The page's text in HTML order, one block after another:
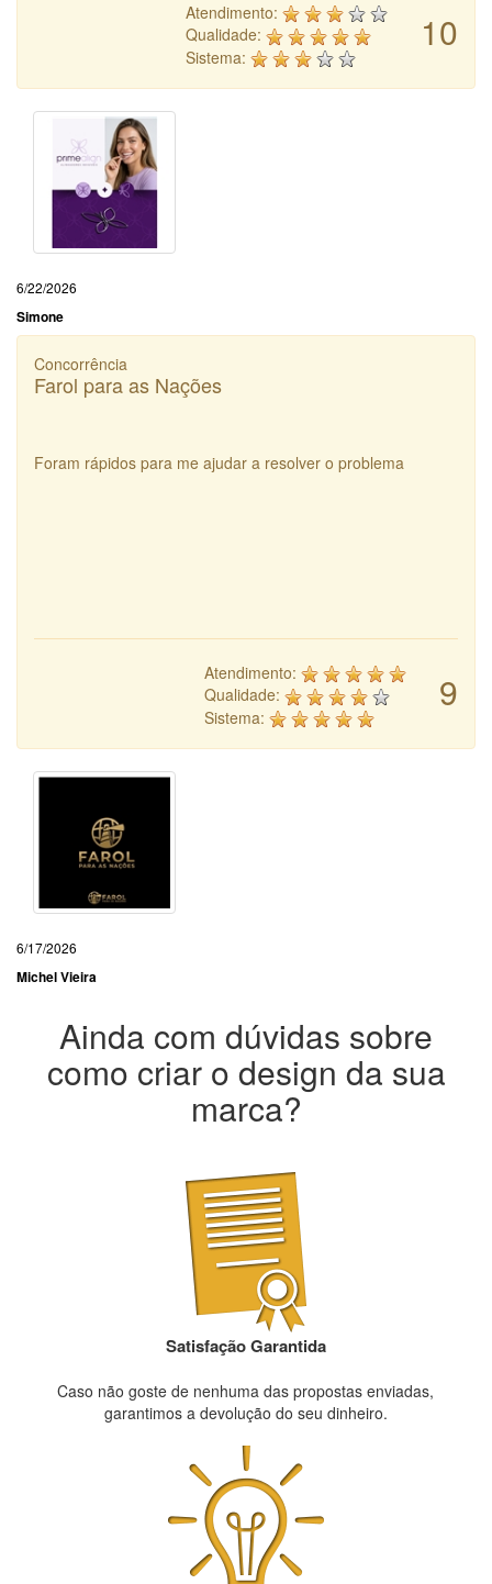
10
Atendimento:
Qualidade:
Sistema:
6/22/2026
Simone
Concorrência
Farol para as Nações
Foram rápidos para me ajudar a resolver o problema
9
Atendimento:
Qualidade:
Sistema:
6/17/2026
Michel Vieira
Ainda com dúvidas sobre
como criar o design da sua
marca?
Satisfação Garantida
Caso não goste de nenhuma das propostas enviadas,
garantimos a devolução do seu dinheiro.